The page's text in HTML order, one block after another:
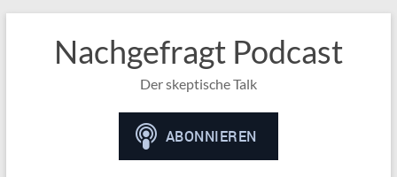
Nachgefragt Podcast
Der skeptische Talk